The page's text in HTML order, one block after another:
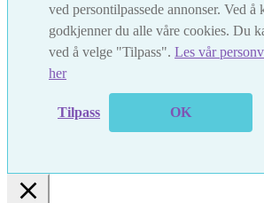
ved persontilpassede annonser. Ved å
godkjenner du alle våre cookies. Du
ved å velge "Tilpass". Les vår
her
Tilpass OK